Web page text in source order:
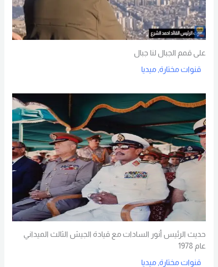
على قمم الجبال لنا جبال
قنوات مختارة, ميديا
حديث الرئيس أنور السادات مع قيادة الجيش الثالث الميداني
عام 1978
قنوات مختارة, ميديا